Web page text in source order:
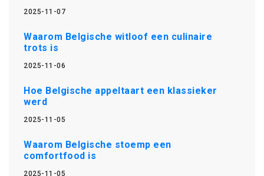
2025-11-07
Waarom Belgische witloof een culinaire
trots is
2025-11-06
Hoe Belgische appeltaart een klassieker
werd
2025-11-05
Waarom Belgische stoemp een
comfortfood is
2025-11-05